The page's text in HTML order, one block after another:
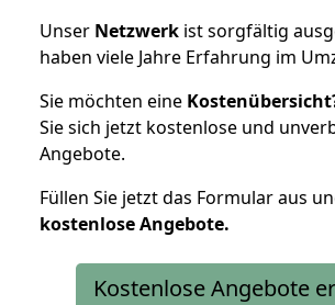
Unser Netzwerk ist sorgfältig
haben viele Jahre Erfahrung im
Sie möchten eine
Sie sich jetzt kostenlose und
Angebote.
Füllen Sie jetzt das Formular aus
kostenloseAngebote.
Kostenlose Angebote